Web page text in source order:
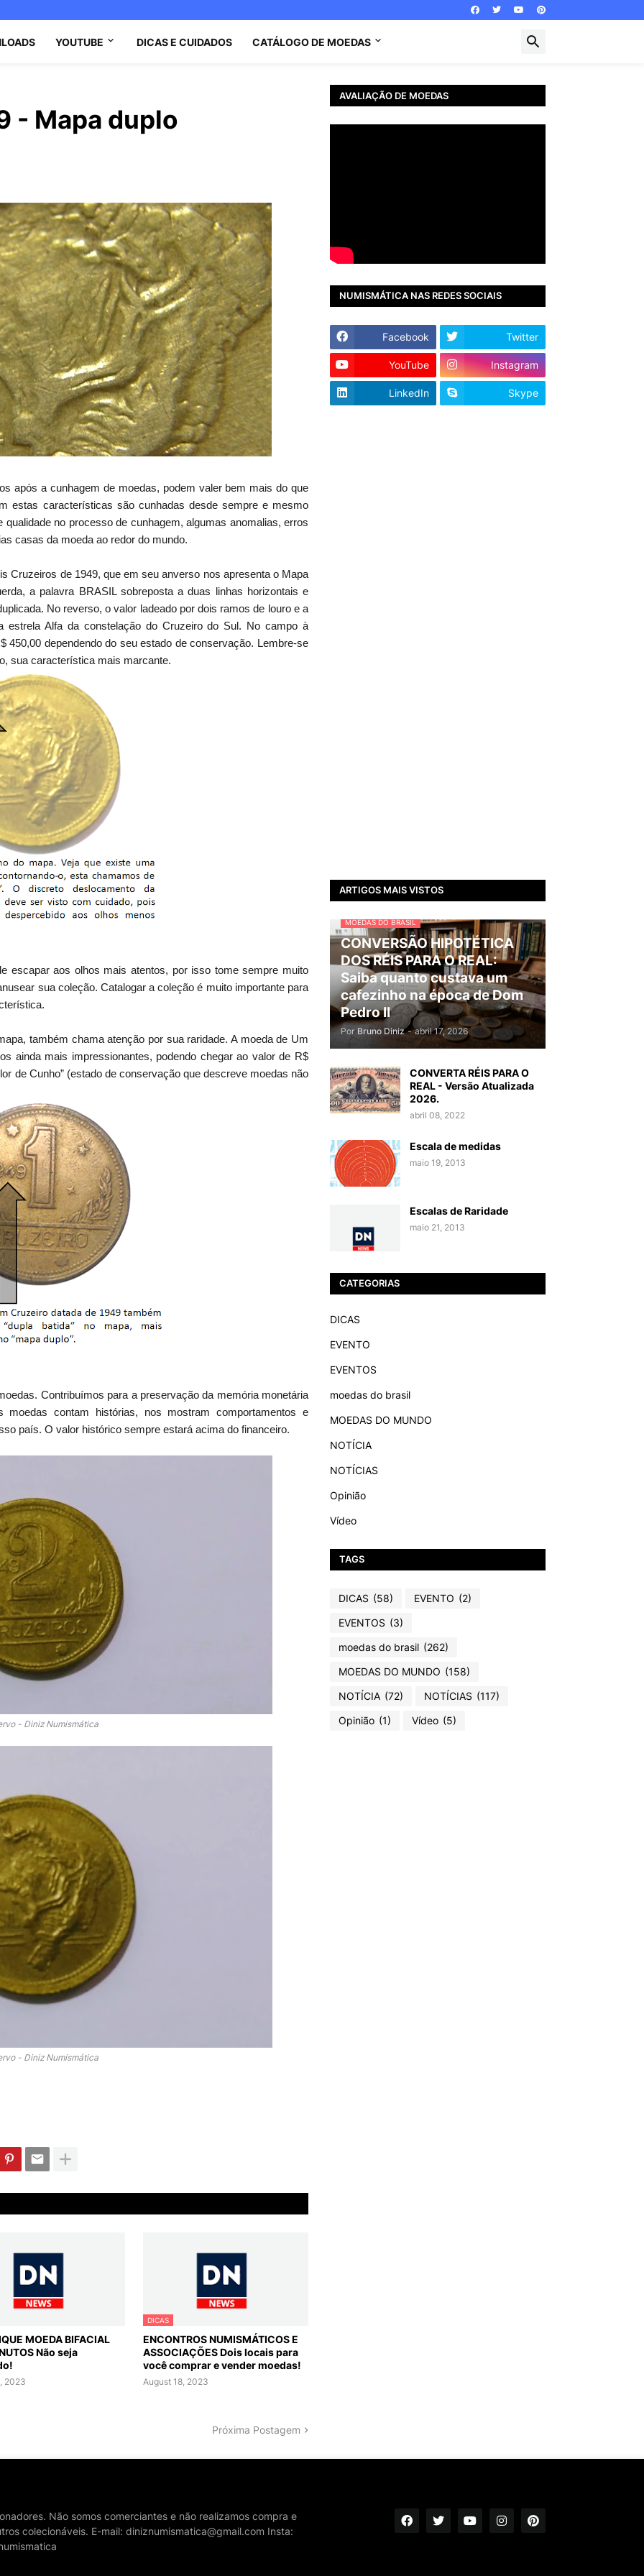
YOUTUBE DICAS E CUIDADOS CATÁLOGO DE MOEDAS
- Mapa duplo
após a cunhagem de moedas, podem valer bem mais do que
estas características são cunhadas desde sempre e mesmo
no processo de cunhagem, algumas anomalias, erros
casas da moeda ao redor do mundo.
Cruzeiros de 1949, que em seu anverso nos apresenta o Mapa
a palavra BRASIL sobreposta a duas linhas horizontais e
No reverso, o valor ladeado por dois ramos de louro e a
estrela Alfa da constelação do Cruzeiro do Sul. No campo à
450,00 dependendo do seu estado de conservação. Lembre-se
sua característica mais marcante.
escapar aos olhos mais atentos, por isso tome sempre muito
sua coleção. Catalogar a coleção é muito importante para
também chama atenção por sua raridade. A moeda de Um
ainda mais impressionantes, podendo chegar ao valor de R$
de Cunho” (estado de conservação que descreve moedas não
Contribuímos para a preservação da memória monetária
contam histórias, nos mostram comportamentos e
país. O valor histórico sempre estará acima do financeiro.
- Diniz Numismática
- Diniz Numismática
MOEDA BIFACIAL
Não seja
2023
DICAS
ENCONTROS NUMISMÁTICOS E
ASSOCIAÇÕES Dois locais para
você comprar e vender moedas!
August 18, 2023
Próxima Postagem
AVALIAÇÃO DE MOEDAS
NUMISMÁTICA NAS REDES SOCIAIS
Facebook Twitter
YouTube Instagram
LinkedIn Skype
ARTIGOS MAIS VISTOS
MOEDAS DO BRASIL
CONVERSÃO HIPOTÉTICA
DOS RÉIS PARA O REAL:
Saiba quanto custava um
cafezinho na época de Dom
Pedro II
Por Bruno Diniz - abril 17, 2026
CONVERTA RÉIS PARA O
REAL - Versão Atualizada
2026.
abril 08, 2022
Escala de medidas
maio 19, 2013
Escalas de Raridade
maio 21, 2013
CATEGORIAS
DICAS
EVENTO
EVENTOS
moedas do brasil
MOEDAS DO MUNDO
NOTÍCIA
NOTÍCIAS
Opinião
Vídeo
TAGS
DICAS (58) EVENTO (2)
EVENTOS (3)
moedas do brasil (262)
MOEDAS DO MUNDO (158)
NOTÍCIA (72) NOTÍCIAS (117)
Opinião (1) Vídeo (5)
Não somos comerciantes e não realizamos compra e
colecionáveis. E-mail: diniznumismatica@gmail.com Insta: